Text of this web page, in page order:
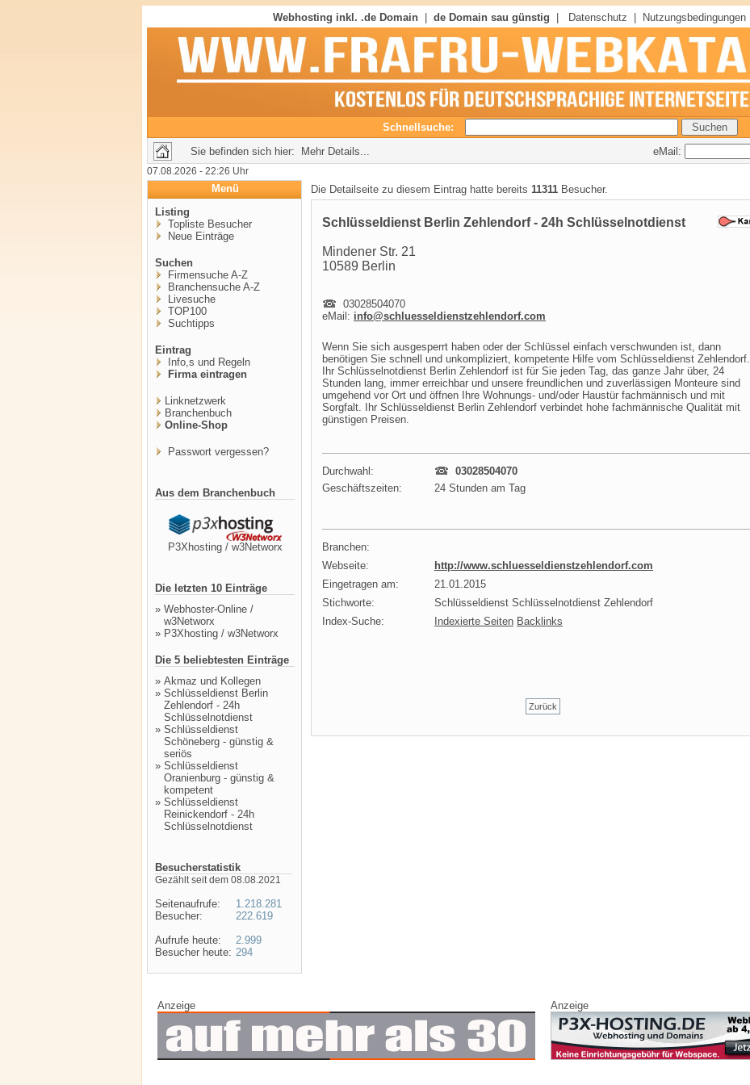
Webhosting inkl. .de Domain de Domain sau günstig Datenschutz Nutzungsbedingungen
Schnellsuche:
Sie befinden sich hier: Mehr Details...
eMail:
07.08.2026 - 22:26 Uhr
Menü
Listing
Topliste Besucher
Neue Einträge
Suchen
Firmensuche A-Z
Branchensuche A-Z
Livesuche
TOP100
Suchtipps
Eintrag
Info,s und Regeln
Firma eintragen
Linknetzwerk
Branchenbuch
Online-Shop
Passwort vergessen?
Aus dem Branchenbuch
P3Xhosting / w3Networx
Die letzten 10 Einträge
» Webhoster-Online /
w3Networx
» P3Xhosting / w3Networx
Die 5 beliebtesten Einträge
» Akmaz und Kollegen
» Schlüsseldienst Berlin
Zehlendorf - 24h
Schlüsselnotdienst
» Schlüsseldienst
Schöneberg - günstig &
seriös
» Schlüsseldienst
Oranienburg - günstig &
kompetent
» Schlüsseldienst
Reinickendorf - 24h
Schlüsselnotdienst
Besucherstatistik
Gezählt seit dem 08.08.2021
Seitenaufrufe:
Besucher:
Aufrufe heute:
Besucher heute:
1.218.281
222.619
2.999
294
Die Detailseite zu diesem Eintrag hatte bereits 11311 Besucher.
Schlüsseldienst Berlin Zehlendorf - 24h Schlüsselnotdienst
Mindener Str. 21
10589 Berlin
03028504070
eMail: info@schluesseldienstzehlendorf.com
Wenn Sie sich ausgesperrt haben oder der Schlüssel einfach verschwunden ist, dann
benötigen Sie schnell und unkompliziert, kompetente Hilfe vom Schlüsseldienst Zehlendorf.
Ihr Schlüsselnotdienst Berlin Zehlendorf ist für Sie jeden Tag, das ganze Jahr über, 24
Stunden lang, immer erreichbar und unsere freundlichen und zuverlässigen Monteure sind
umgehend vor Ort und öffnen Ihre Wohnungs- und/oder Haustür fachmännisch und mit
Sorgfalt. Ihr Schlüsseldienst Berlin Zehlendorf verbindet hohe fachmännische Qualität mit
günstigen Preisen.
Durchwahl:
03028504070
Geschäftszeiten:
24 Stunden am Tag
Branchen:
Webseite:
http://www.schluesseldienstzehlendorf.com
Eingetragen am:
21.01.2015
Stichworte:
Schlüsseldienst Schlüsselnotdienst Zehlendorf
Index-Suche:
Indexierte Seiten Backlinks
Zurück
Anzeige Anzeige